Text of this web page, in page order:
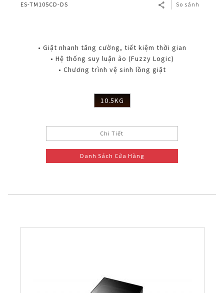
ES-TM105CD-DS So sánh
• Giặt nhanh tăng cường, tiết kiệm thời gian
• Hệ thống suy luận ảo (Fuzzy Logic)
• Chương trình vệ sinh lồng giặt
10.5KG
Chi Tiết
Danh Sách Cửa Hàng